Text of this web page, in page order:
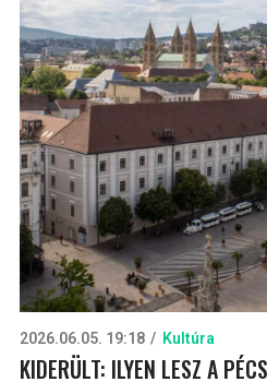
2026.06.05. 19:18 Kultúra
KIDERÜLT: ILYEN LESZ A